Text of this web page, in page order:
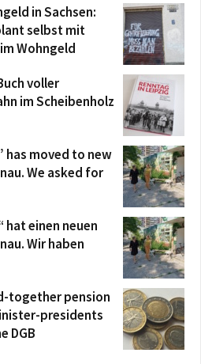
in Sachsen:
selbst mit
Wohngeld
voller
im Scheibenholz
has moved to new
We asked for
hat einen neuen
Wir haben
together pension
presidents
DGB